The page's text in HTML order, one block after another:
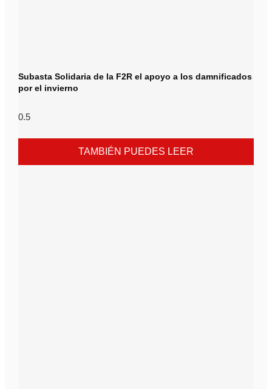
Subasta Solidaria de la F2R el apoyo a los damnificados
por el invierno
TAMBIÉN PUEDES LEER